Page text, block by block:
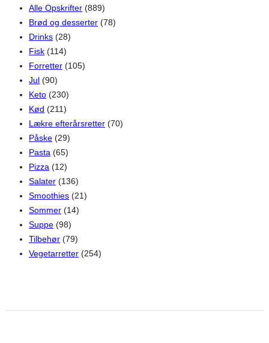
Alle Opskrifter (889)
Brød og desserter (78)
Drinks (28)
Fisk (114)
Forretter (105)
Jul (90)
Keto (230)
Kød (211)
Lækre efterårsretter (70)
Påske (29)
Pasta (65)
Pizza (12)
Salater (136)
Smoothies (21)
Sommer (14)
Suppe (98)
Tilbehør (79)
Vegetarretter (254)